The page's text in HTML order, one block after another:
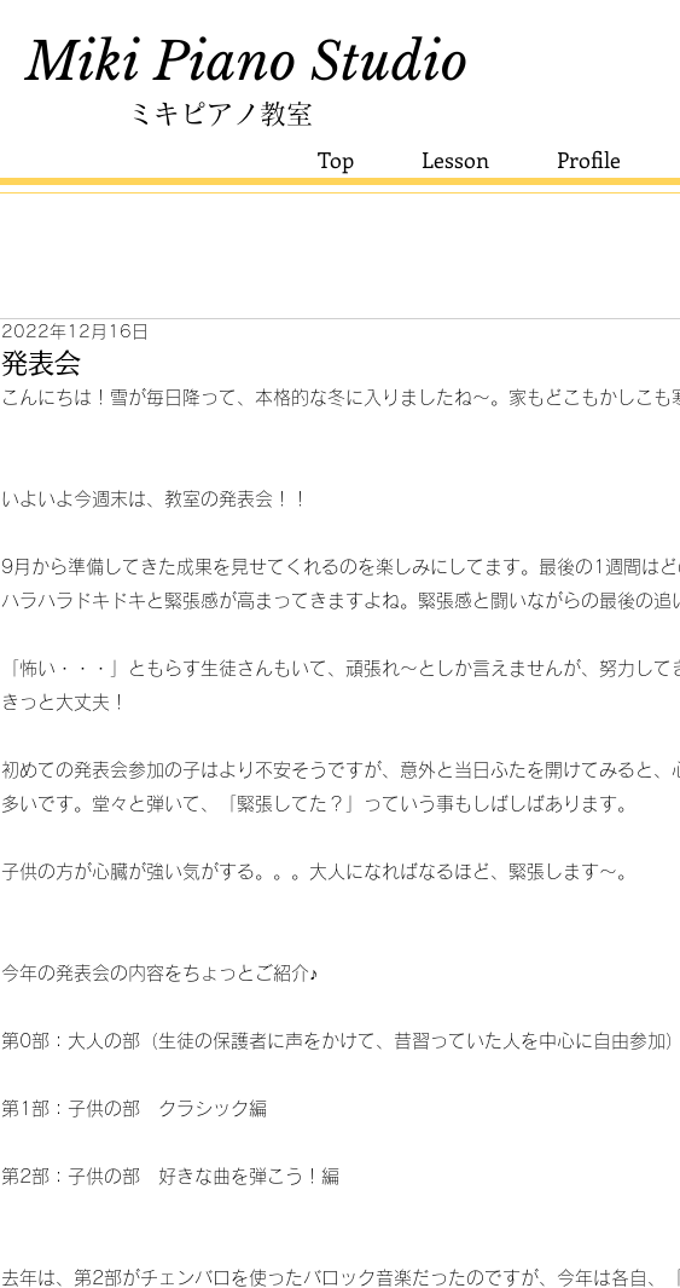
Miki Piano Studio​
ミキピアノ教室
Top Lesson Profile
発表会
2022年12月16日
こんにちは！雪が毎日降って、本格的な冬に入りましたね～。家もどこもかしこも
いよいよ今週末は、教室の発表会！！
9月から準備してきた成果を見せてくれるのを楽しみにしてます。最後の1週間は
ハラハラドキドキと緊張感が高まってきますよね。緊張感と闘いながらの最後の追
「怖い・・・」ともらす生徒さんもいて、頑張れ～としか言えませんが、努力して
きっと大丈夫！
初めての発表会参加の子はより不安そうですが、意外と当日ふたを開けてみると、
多いです。堂々と弾いて、「緊張してた？」っていう事もしばしばあります。
子供の方が心臓が強い気がする。。。大人になればなるほど、緊張します～。
今年の発表会の内容をちょっとご紹介♪
第0部：大人の部（生徒の保護者に声をかけて、昔習っていた人を中心に自由参加）
第1部：子供の部　クラシック編
第2部：子供の部　好きな曲を弾こう！編
去年は、第2部がチェンバロを使ったバロック音楽だったのですが、今年は各自、